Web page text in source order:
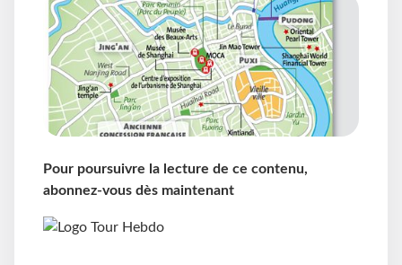
Pour poursuivre la lecture de ce contenu,
abonnez-vous dès maintenant